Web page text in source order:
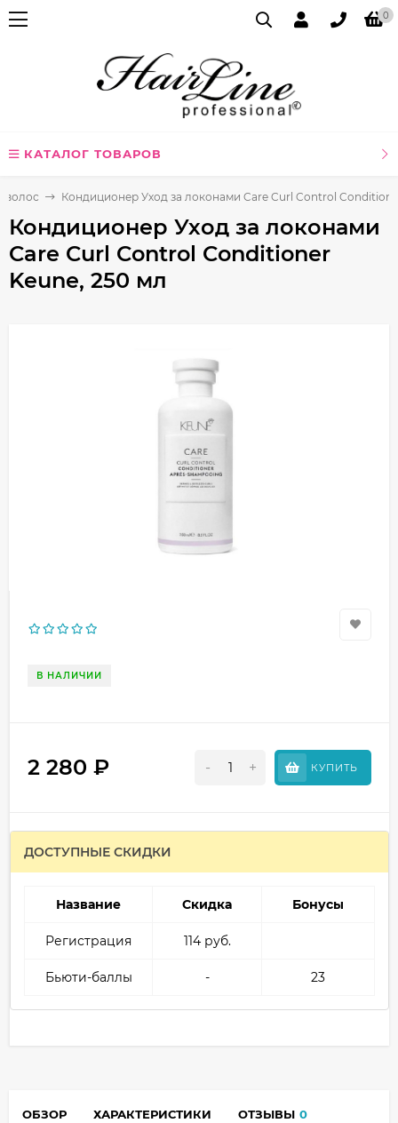
0
КАТАЛОГ ТОВАРОВ
волос Кондиционер Уход за локонами Care Curl Control
Кондиционер Уход за локонами
Care Curl Control Conditioner
Keune, 250 мл
В НАЛИЧИИ
2 280 ₽ - + КУПИТЬ
ДОСТУПНЫЕ СКИДКИ
Название Скидка Бонусы
Регистрация 114 руб.
Бьюти-баллы - 23
ОБЗОР ХАРАКТЕРИСТИКИ ОТЗЫВЫ 0